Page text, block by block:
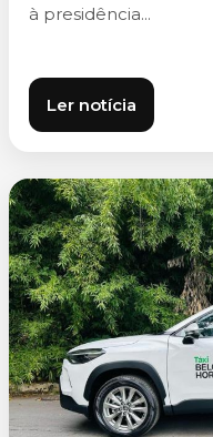
à presidência...
Ler notícia